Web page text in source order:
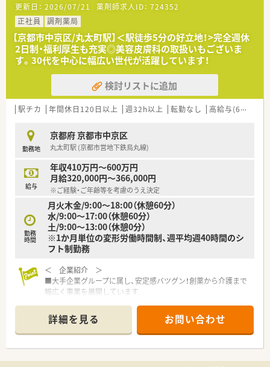
＼教育・研修制度について／
教育研修制度にも力をいれてらっしゃり、全薬剤師様が出席され
る学術大会や階層別研修、キャリア薬剤師研修、認定資格取得制
度、各種eラーニング補助などがございます！
中途入社の方にも研修がありますので、未経験・ブランクのある
方にも安心です
＼福利厚生について／
■単身のお住まいの方には借上社宅・住宅手当がございます！
また全国転勤可能な方は会社負担で5万円の補助があり、エリ
います♪
■年間休日は122日！
長期休暇取得や有給休暇取得推進制度などがあり長くお勤め
頂ける環境が整えられています
■そのほか選択型確定拠出年金制度・財形貯蓄制度・リゾートマ
ンション・保養所など、長く就業頂けるよう制度が充実していま
す
更新日： 2026/07/21 薬剤師求人ID： 724352
正社員
調剤薬局
【京都市中京区/丸太町駅】＜駅徒歩5分の好立地！>完全週休
2日制・福利厚生も充実◎美容皮膚科の取扱いもございま
す。30代を中心に幅広い世代が活躍しています！
検討リストに追加
駅チカ 年間休日120日以上 週32h以上 転勤なし 高給与(600万円以上)
勤務地
京都府 京都市中京区
丸太町駅 (京都市営地下鉄烏丸線)
給与
年収410万円～600万円
月給320,000円～366,000円
※ご経験・ご年齢等を考慮のうえ決定
勤務
時間
月火木金/9:00～18:00（休憩60分）
水/9:00～17:00（休憩60分）
土/9:00～13:00（休憩0分）
※1か月単位の変形労働時間制、週平均週40時間のシ
フト制勤務
＜ 企業紹介 ＞
■大手企業グループに属し、安定感バツグン！創薬から介護まで
幅広く事業を展開しています
る企業さまです！
■各種研修会をはじめ、調剤実務研修や外部研修など各種研修が
充実！
■代表も女性ですので女性が働きやすい環境が整えられていま
詳細を見る お問い合わせ